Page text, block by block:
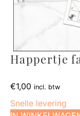
Happertje
€1,00 incl. btw
Snelle levering